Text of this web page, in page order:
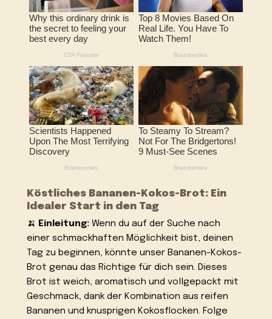
Köstliches Bananen-Kokos-Brot: Ein
Idealer Start in den Tag
🍌 Einleitung: Wenn du auf der Suche nach
einer schmackhaften Möglichkeit bist, deinen
Tag zu beginnen, könnte unser Bananen-Kokos-
Brot genau das Richtige für dich sein. Dieses
Brot ist weich, aromatisch und vollgepackt mit
Geschmack, dank der Kombination aus reifen
Bananen und knusprigen Kokosflocken. Folge